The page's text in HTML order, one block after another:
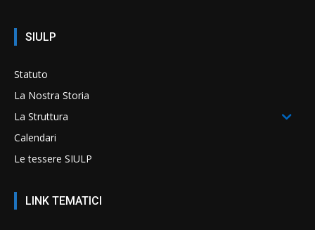
SIULP
Statuto
La Nostra Storia
La Struttura
Calendari
Le tessere SIULP
LINK TEMATICI